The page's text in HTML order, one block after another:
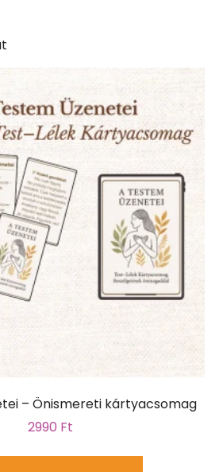
– Önismereti kártyacsomag
2990 Ft